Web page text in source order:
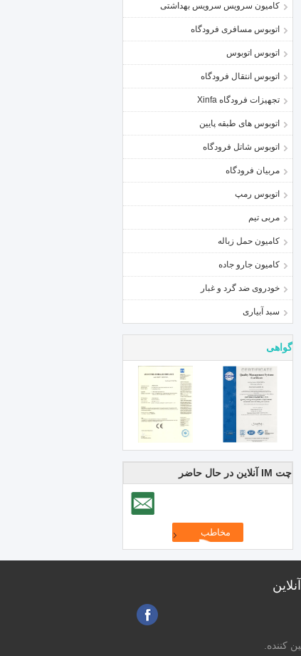
کامیون سرویس سرویس بهداشتی
اتوبوس مسافری فرودگاه
اتوبوس اتوبوس
اتوبوس انتقال فرودگاه
تجهیزات فرودگاه Xinfa
اتوبوس های طبقه پایین
اتوبوس شاتل فرودگاه
مربیان فرودگاه
اتوبوس رمپ
مربی تیم
کامیون حمل زباله
کامیون جارو جاده
خودروی ضد گرد و غبار
سبد آبیاری
گواهی
چت IM آنلاین در حال حاضر
کننده.